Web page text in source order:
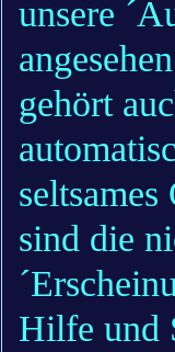
unsere
gehört
sind die
Hilfe und